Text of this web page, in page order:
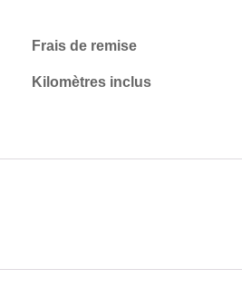
Frais de remise
Kilomètres inclus